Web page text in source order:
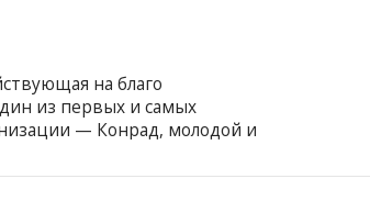
на благо
из первых и самых
— Конрад, молодой и
втянут в тайный мир шпионов
на латышском и русском